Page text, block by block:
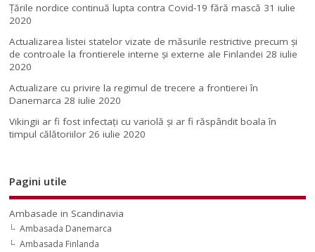
Țările nordice continuă lupta contra Covid-19 fără mască 31 iulie
2020
Actualizarea listei statelor vizate de măsurile restrictive precum și
de controale la frontierele interne și externe ale Finlandei 28 iulie
2020
Actualizare cu privire la regimul de trecere a frontierei în
Danemarca 28 iulie 2020
Vikingii ar fi fost infectaţi cu variolă şi ar fi răspândit boala în
timpul călătoriilor 26 iulie 2020
Pagini utile
Ambasade in Scandinavia
Ambasada Danemarca
Ambasada Finlanda